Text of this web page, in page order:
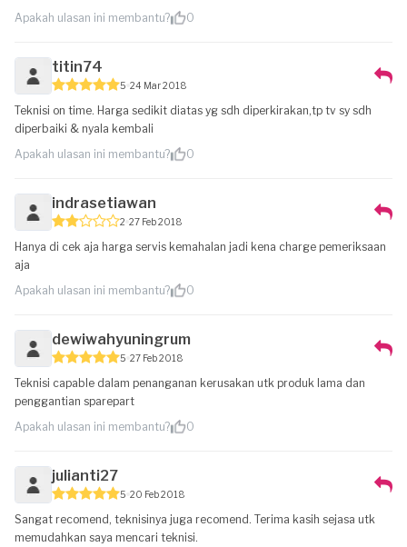
Apakah ulasan ini membantu?
0
titin74
5 24 Mar 2018
Teknisi on time. Harga sedikit diatas yg sdh diperkirakan,tp tv sy sdh
diperbaiki & nyala kembali
Apakah ulasan ini membantu?
0
indrasetiawan
2 27 Feb 2018
Hanya di cek aja harga servis kemahalan jadi kena charge pemeriksaan
aja
Apakah ulasan ini membantu?
0
dewiwahyuningrum
5 27 Feb 2018
Teknisi capable dalam penanganan kerusakan utk produk lama dan
penggantian sparepart
Apakah ulasan ini membantu?
0
julianti27
5 20 Feb 2018
Sangat recomend, teknisinya juga recomend. Terima kasih sejasa utk
memudahkan saya mencari teknisi.